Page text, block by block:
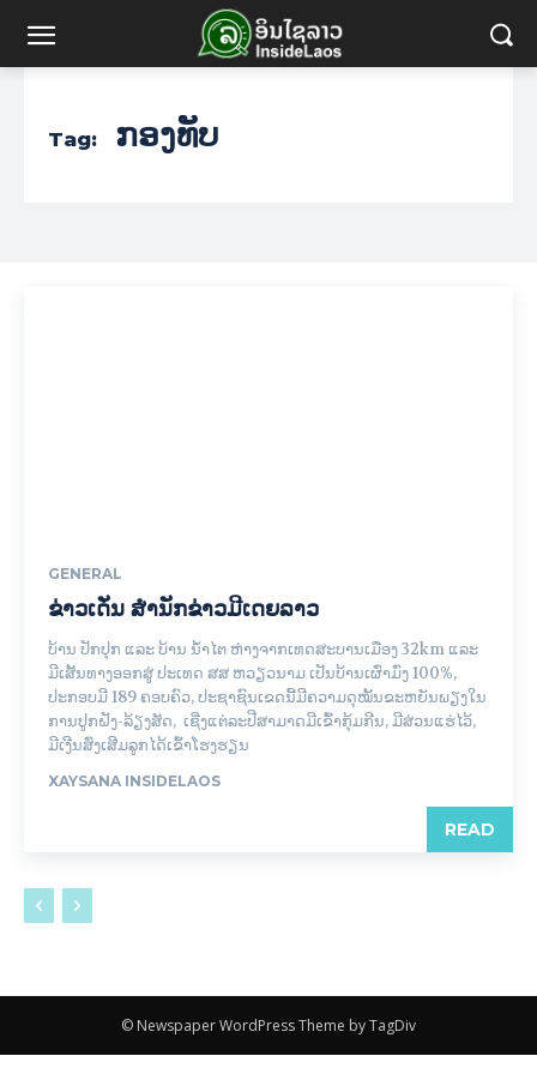
Tag: ກອງທັບ
GENERAL
ຂ່າວເດັ່ນ ສຳນັກຂ່າວມີເດຍລາວ
ບ້ານ ປັກປຸກ ແລະ ບ້ານ ນ້ຳໄຕ ຫ່າງຈາກເທດສະບານເມືອງ 32km ແລະ
ມີເສັ້ນທາງອອກສູ່ ປະເທດ ສສ ຫວຽວນາມ ເປັນບ້ານເຜົ່າມົ່ງ 100%,
ປະກອບມີ 189 ຄອບຄົວ, ປະຊາຊົນເຂດນີ້ມີຄວາມດຸໝັ້ນຂະຫຍັນພຽງໃນ
ການປູກຝັງ-ລ້ຽງສັດ, ເຊີ່ງແຕ່ລະປີສາມາດມີເຂົ້າກຸ້ມກີນ, ມີສ່ວນແຮ່ໄວ້,
ມີເງີນສົ່ງເສີມລູກໄດ້ເຂົ້າໂຮງຮຽນ
XAYSANA INSIDELAOS
READ
© Newspaper WordPress Theme by TagDiv